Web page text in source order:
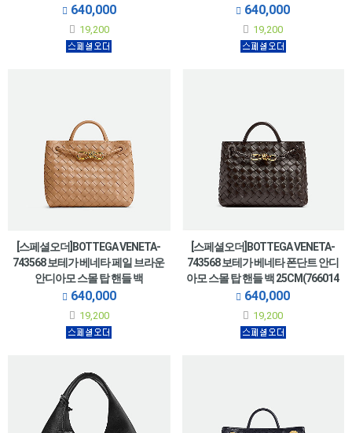
25CM(766014 동일제품)
640,000
19,200
25CM(766014 동일제품)
640,000
19,200
[스페셜오더]BOTTEGA VENETA-
743568 보테가 베네타 페일 브라운
안디아모 스몰 탑 핸들 백
25CM(766014 동일제품)
640,000
19,200
[스페셜오더]BOTTEGA VENETA-
743568 보테가 베네타 폰단트 안디
아모 스몰 탑 핸들 백 25CM(766014
동일제품)
640,000
19,200